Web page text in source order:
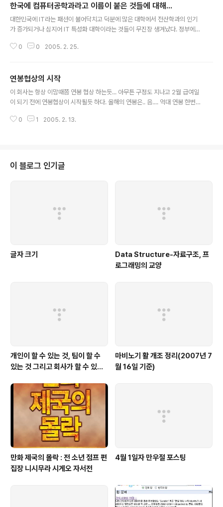
한국에 컴퓨터공학과라고 이름이 붙은 것들에 대해...
대한민국에 IT라는 패션이 불어닥치고 덕분에 많은 대학에서 전산학과의 인기
가 증가되거나 심지어 IT 특성화 대학이라는 것들이 무진장 생겨났다. 정부에서
어이 황당한 일들을 겪고 말았다. 우선 학원들... 6개월만에 무엇을 배우겠는
도 없었다. 되지도 않는 클라이언트/서버 통신 따위는 차라리 집어 치우고 문법
과 의미나 정확히 가르쳐나 줬으면 한다. 아니 괜시리 사람들 허송세월 시키는
짓이나 그만 두었으면 한다. 돈을 받았으면 제대로 된 서비스를 제공해야 할 것
0 0 2005. 2. 25.
연봉협상의 시작
이 회사는 항상 이맘때쯤 연봉 협상 하는듯... 아무튼 구정도 지나고 2월 급여일
이 되기 전에 연봉협상이 시작될듯 하다. 올해의 연봉은.. 음.... 억대 연봉 한번
0 1 2005. 2. 13.
이 블로그 인기글
글자 크기
Data Structure-자료구조, 프
로그래밍의 교양
개인이 할 수 있는 것, 팀이 할 수
있는 것 그리고 회사가 할 수 있는
마비노기 활 개조 정리(2007년 7
월 16일 기준)
만화 제국의 몰락 : 전 소년 점프 편
집장 니시무라 시게오 자서전
4월 1일자 만우절 포스팅